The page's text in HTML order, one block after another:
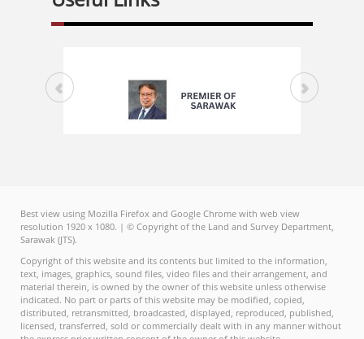
sebagai pengiktirafan terhadap semangat
Bagi kategori Kumpulan Terbaik, Terra Collective
dinobatkan sebagai pemenang hasil komitmen,
komitmen berterusan Jabatan Tanah dan Survei
Sarawak dalam melahirkan penjawat awam yang
mendukung agenda pembangunan Sarawak melalui
penyampaian perkhidmatan yang cemerlang,
responsif dan berimpak tinggi.
Kampung, JKK Kampung dan pemilik tanah telah
diberi penerangan mengenai tujuan pengambilan
Dengan adanya sesi dialog ini, diharapkan dapat
memberikan pemakluman dan pengetahuan
Best view using Mozilla Firefox and Google Chrome with web view
resolution 1920 x 1080. | © Copyright of the Land and Survey Department,
Sarawak (JTS).
Copyright of this website and its contents but limited to the information,
text, images, graphics, sound files, video files and their arrangement, and
material therein, is owned by the owner of this website unless otherwise
indicated. No part or parts of this website may be modified, copied,
distributed, retransmitted, broadcasted, displayed, reproduced, published,
licensed, transferred, sold or commercially dealt with in any manner without